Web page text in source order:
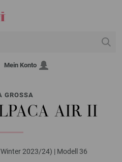
Mein Konto
GROSSA
AIR II
2023/24) | Modell 36